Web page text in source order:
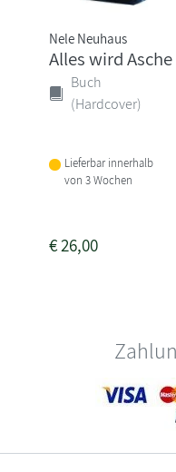
Nele Neuhaus
Alles wird Asche
Buch
(Hardcover)
Lieferbar innerhalb
von 3 Wochen
€26,00